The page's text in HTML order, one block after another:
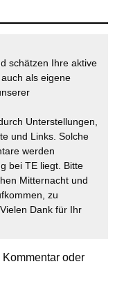
schätzen Ihre aktive
als eigene
Unterstellungen,
und Links. Solche
werden
bei TE liegt. Bitte
Mitternacht und
zu
Dank für Ihr
oder